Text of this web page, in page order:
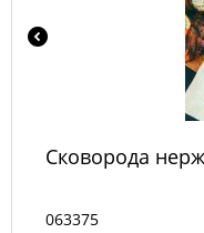
Сковорода
063375